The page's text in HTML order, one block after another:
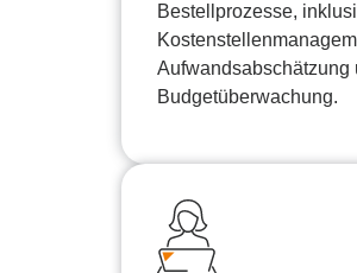
Bestellprozesse,
Aufwandsabschätzung
Budgetüberwachung.